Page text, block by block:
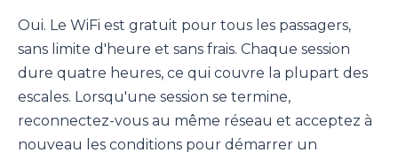
Oui. Le WiFi est gratuit pour tous les passagers,
sans limite d'heure et sans frais. Chaque session
dure quatre heures, ce qui couvre la plupart des
escales. Lorsqu'une session se termine,
reconnectez-vous au même réseau et acceptez à
nouveau les conditions pour démarrer un